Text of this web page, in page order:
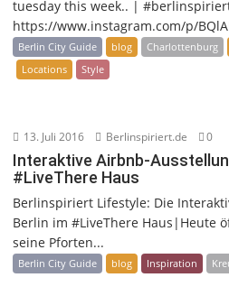
tuesday this week.. |
https://www.instagram.com/p/
Berlin City Guide blog Charlottenburg
Locations
Style
13. Juli 2016 Berlinspiriert.de 0
Interaktive Airbnb-
#LiveThere Haus
Berlinspiriert Lifestyle: Die
Berlin im #LiveThere Haus|Heute
seine Pforten...
Berlin City Guide blog Inspiration